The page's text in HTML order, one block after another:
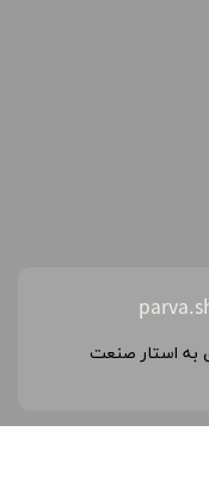
به استار صنعت